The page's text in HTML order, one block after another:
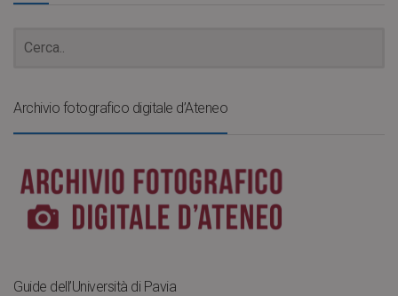
Archivio fotografico digitale d’Ateneo
Guide dell’Università di Pavia